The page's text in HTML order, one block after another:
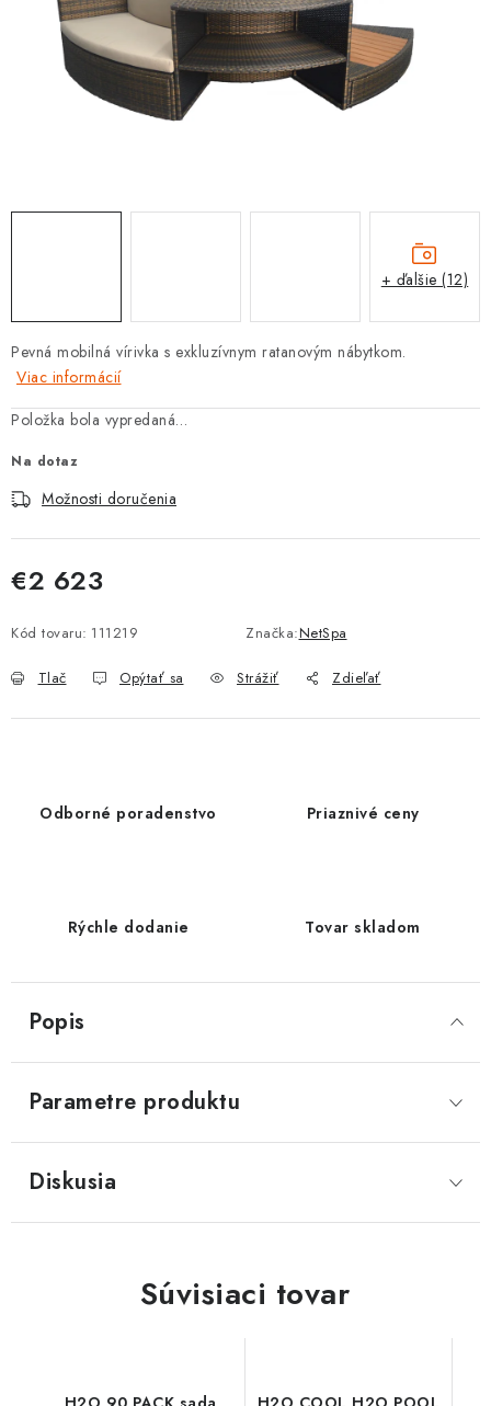
OBCHODNÉ PODMIENKY
Podmienky ochrany osobných údajov
Pevná mobilná vírivka s exkluzívnym ratanovým nábytkom.
Viac informácií
Položka bola vypredaná…
Na dotaz
Možnosti doručenia
€2 623
Kód tovaru: 111219 Značka:NetSpa
Tlač Opýtať sa Strážiť Zdieľať
+ ďalšie (12)
Odborné poradenstvo Priaznivé ceny
Rýchle dodanie Tovar skladom
Popis
Parametre produktu
Diskusia
Súvisiaci tovar